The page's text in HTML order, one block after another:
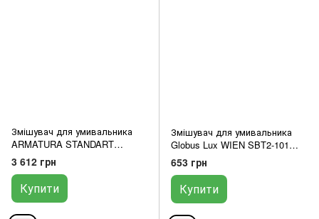
Змішувач для умивальника
ARMATURA STANDART
CHROM 302-315-00
3 612 грн
Купити
Змішувач для умивальника
Globus Lux WIEN SBT2-101
STAL 000017538
653 грн
Купити